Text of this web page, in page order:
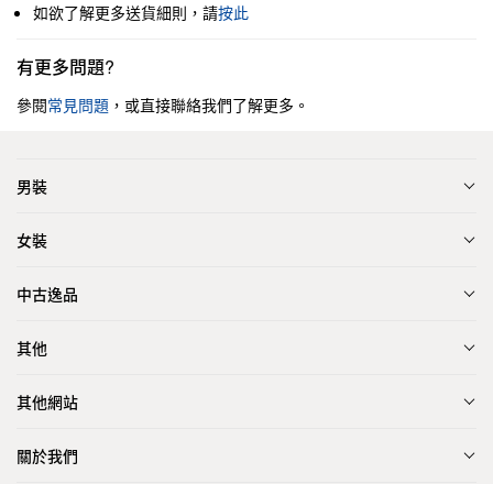
如欲了解更多送貨細則，請按此
有更多問題?
參閱常見問題 ，或直接聯絡我們了解更多。
男裝
女裝
中古逸品
其他
其他網站
關於我們